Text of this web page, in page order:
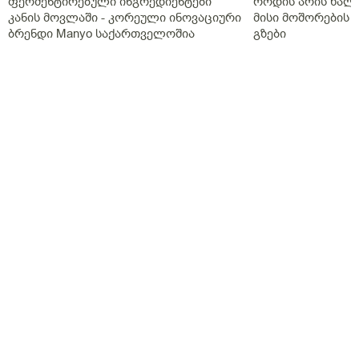
კანის მოვლაში - კორეული ინოვაციური
ბრენდი Manyo საქართველოშია
მისი მოშორების
გზები